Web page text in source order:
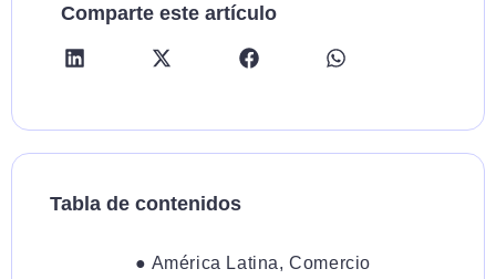
Comparte este artículo
Tabla de contenidos
● América Latina,Comercio